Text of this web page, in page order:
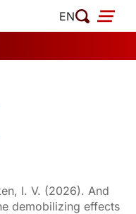
EN
I. V. (2026). And
demobilizing effects